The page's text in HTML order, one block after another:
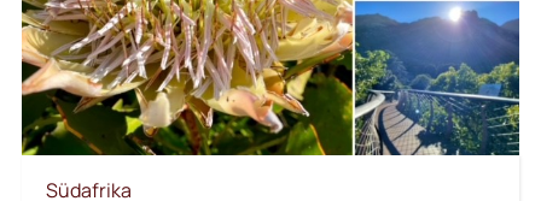
Südafrika